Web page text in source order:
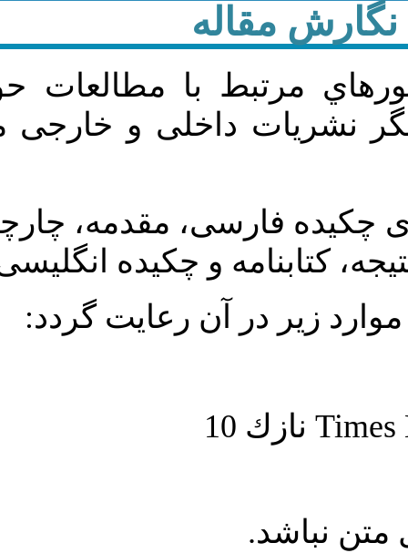
با مطالعات حوزه مديريت
و خارجی منتشر نشده
مقدمه، چارچوب نظری یا
و چکیده انگلیسی باشد.
آن رعايت گردد: